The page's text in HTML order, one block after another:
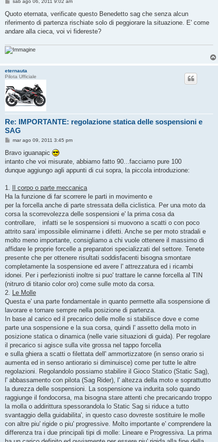
s
a
g
o
sab ago 06, 2011 9:02 am
Quoto eternata, verificate questo Benedetto sag che senza alcun
riferimento di partenza rischiate solo di peggiorare la situazione. E' come
andare alla cieca, voi vi fidereste?
eternauta
Pilota Ufficiale
Re: IMPORTANTE: regolazione statica delle sospensioni e
SAG
M
s
a
g
o
mar ago 09, 2011 3:45 pm
Bravo iguanapic
intanto che voi misurate, abbiamo fatto 90...facciamo pure 100
dunque aggiungo agli appunti di cui sopra, la piccola introduzione:
1. Il corpo o parte meccanica
Ha la funzione di far scorrere le parti in movimento e
per la forcella anche di parte stressata della ciclistica. Per una moto da
corsa la scorrevolezza delle sospensioni e' la prima cosa da
controllare, infatti se le sospensioni si muovono a scatti o con poco
attrito sara' impossibile eliminarne i difetti. Anche se per moto stradali e
molto meno importante, consigliamo a chi vuole ottenere il massimo di
affidare le proprie forcelle a preparatori specializzati del settore. Tenete
presente che per ottenere risultati soddisfacenti bisogna smontare
completamente la sospensione ed avere l' attrezzatura ed i ricambi
idonei. Per i perfezionisti inoltre si puo' trattare le canne forcella al TIN
(nitruro di titanio color oro) come sulle moto da corsa.
2. Le Molle
Questa e' una parte fondamentale in quanto permette alla sospensione di
lavorare e tornare sempre nella posizione di partenza.
In base al carico ed il precarico delle molle si stabilisce dove e come
parte una sospensione e la sua corsa, quindi l' assetto della moto in
posizione statica o dinamica (nelle varie situazioni di guida). Per regolare
il precarico si agisce sulla vite grossa nel tappo forcella
e sulla ghiera a scatti o filettata dell' ammortizzatore (in senso orario si
aumenta ed in senso antiorario si diminuisce) come per tutte le altre
regolazioni. Regolandolo possiamo stabilire il Gioco Statico (Static Sag),
l' abbassamento con pilota (Sag Rider), l' altezza della moto e soprattutto
la durezza delle sospensioni. La sospensione va indurita solo quando
raggiunge il fondocorsa, ma bisogna stare attenti che precaricando troppo
la molla o addirittura spessorandola lo Static Sag si riduce a tutto
svantaggio della guidabilita', in questo caso dovreste sostituire le molle
con altre piu' rigide o piu' progressive. Molto importante e' comprendere la
differenza tra i due principali tipi di molle: Lineare e Progressiva. La prima